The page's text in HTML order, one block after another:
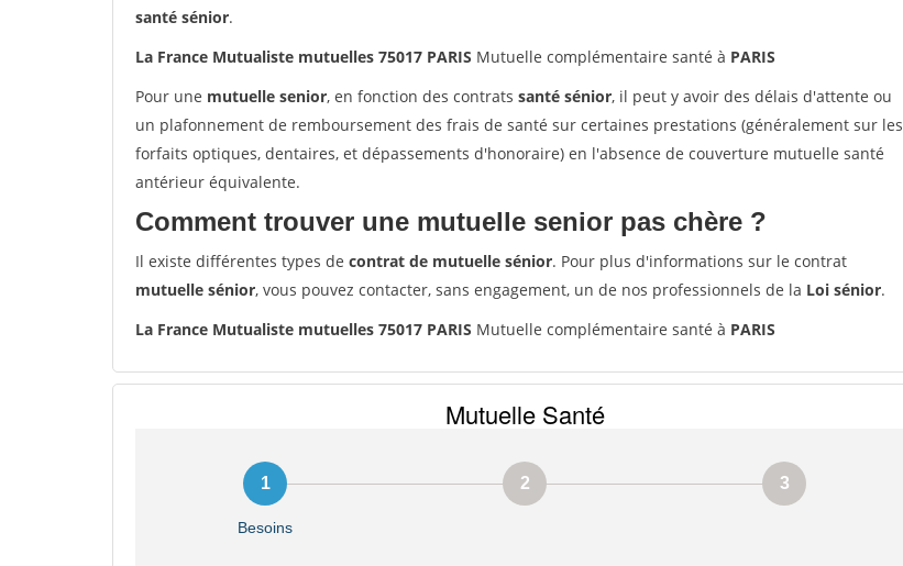
santé sénior.
La France Mutualiste mutuelles 75017 PARIS Mutuelle complémentaire santé à PARIS
Pour une mutuelle senior, en fonction des contrats santé sénior, il peut y avoir des délais d'attente ou
un plafonnement de remboursement des frais de santé sur certaines prestations (généralement sur les
forfaits optiques, dentaires, et dépassements d'honoraire) en l'absence de couverture mutuelle santé
antérieur équivalente.
Comment trouver une mutuelle senior pas chère ?
Il existe différentes types de contrat de mutuelle sénior. Pour plus d'informations sur le contrat
mutuelle sénior, vous pouvez contacter, sans engagement, un de nos professionnels de la Loi sénior.
La France Mutualiste mutuelles 75017 PARIS Mutuelle complémentaire santé à PARIS